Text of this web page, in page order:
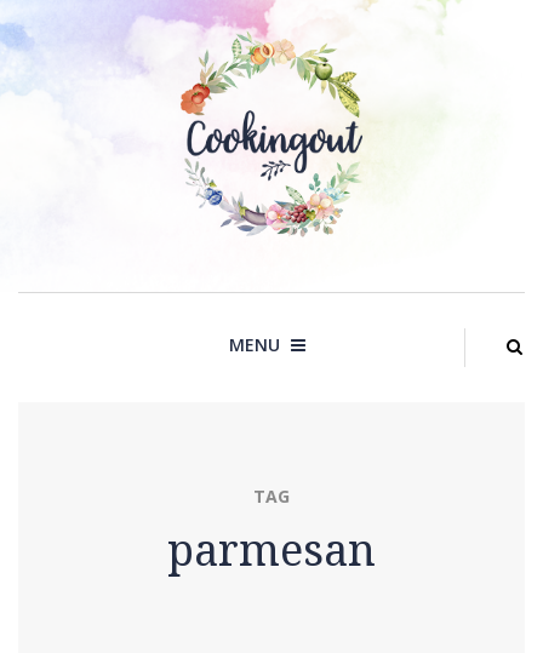
to
MENU
TAG
parmesan